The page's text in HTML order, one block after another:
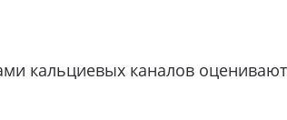
кальциевых каналов